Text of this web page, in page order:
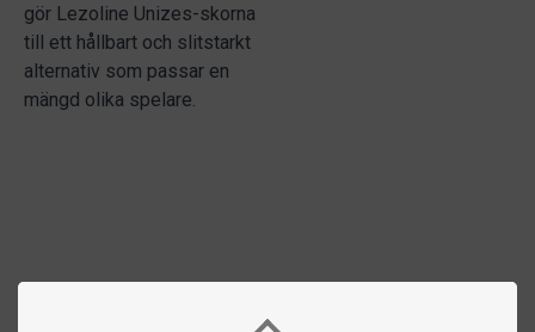
gör Lezoline Unizes-skorna
till ett hållbart och slitstarkt
alternativ som passar en
mängd olika spelare.